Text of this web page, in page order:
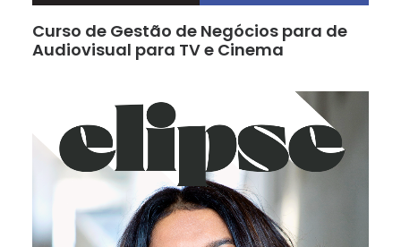
Curso de Gestão de Negócios para de
Audiovisual para TV e Cinema